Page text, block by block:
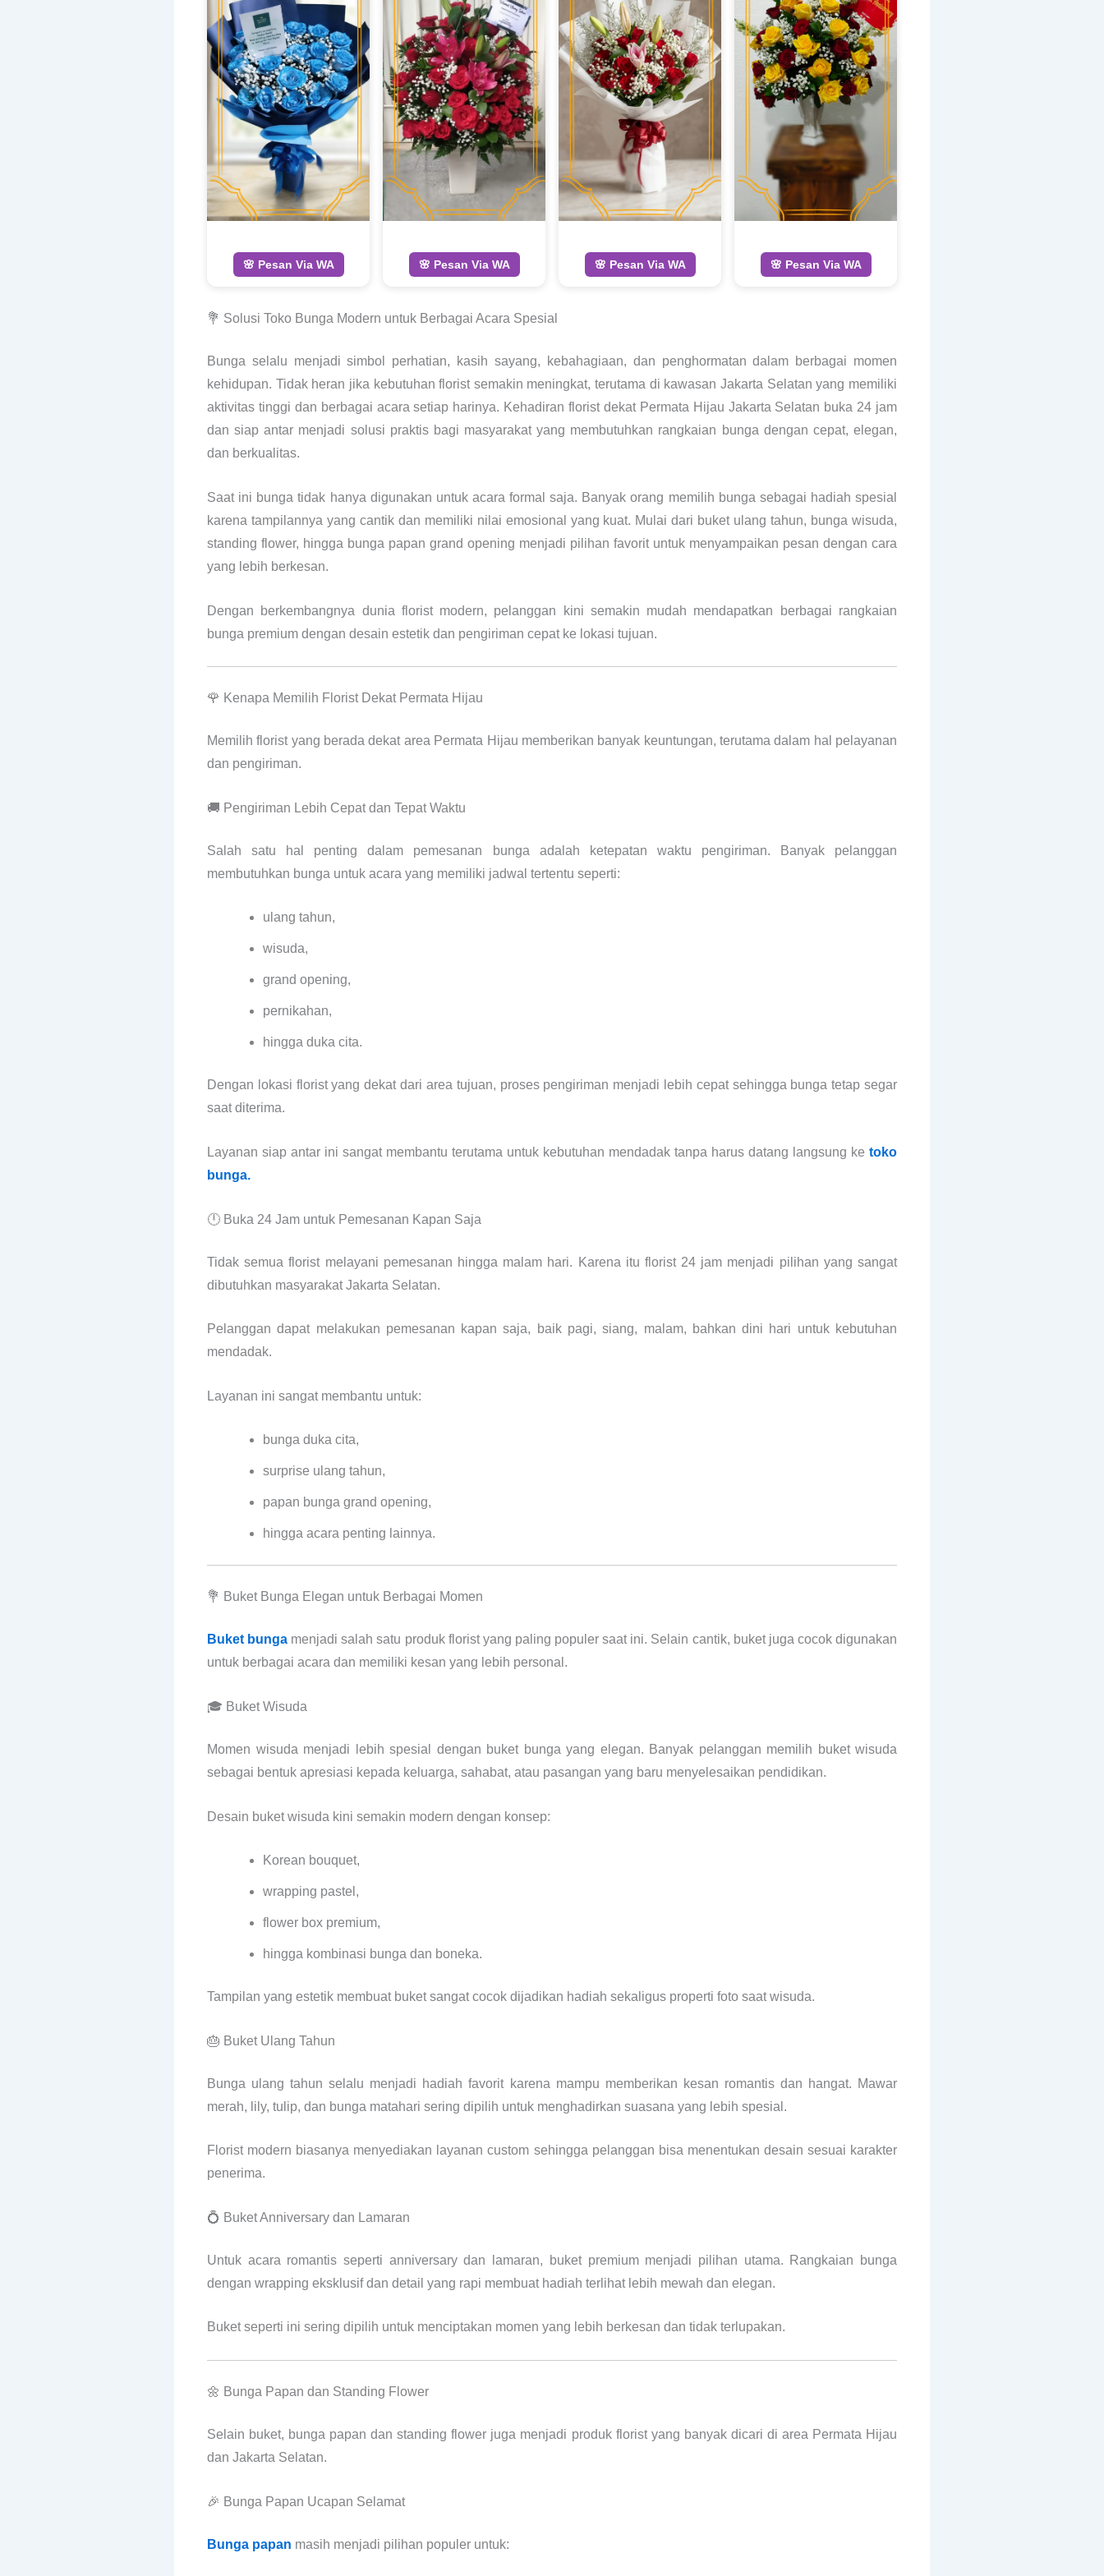
🌸 Pesan Via WA 🌸 Pesan Via WA 🌸 Pesan Via WA 🌸 Pesan Via WA
💐 Solusi Toko Bunga Modern untuk Berbagai Acara Spesial
Bunga selalu menjadi simbol perhatian, kasih sayang, kebahagiaan, dan penghormatan dalam berbagai momen
kehidupan. Tidak heran jika kebutuhan florist semakin meningkat, terutama di kawasan Jakarta Selatan yang memiliki
aktivitas tinggi dan berbagai acara setiap harinya. Kehadiran florist dekat Permata Hijau Jakarta Selatan buka 24 jam
dan siap antar menjadi solusi praktis bagi masyarakat yang membutuhkan rangkaian bunga dengan cepat, elegan,
dan berkualitas.
Saat ini bunga tidak hanya digunakan untuk acara formal saja. Banyak orang memilih bunga sebagai hadiah spesial
karena tampilannya yang cantik dan memiliki nilai emosional yang kuat. Mulai dari buket ulang tahun, bunga wisuda,
standing flower, hingga bunga papan grand opening menjadi pilihan favorit untuk menyampaikan pesan dengan cara
yang lebih berkesan.
Dengan berkembangnya dunia florist modern, pelanggan kini semakin mudah mendapatkan berbagai rangkaian
bunga premium dengan desain estetik dan pengiriman cepat ke lokasi tujuan.
🌹 Kenapa Memilih Florist Dekat Permata Hijau
Memilih florist yang berada dekat area Permata Hijau memberikan banyak keuntungan, terutama dalam hal pelayanan
dan pengiriman.
🚚 Pengiriman Lebih Cepat dan Tepat Waktu
Salah satu hal penting dalam pemesanan bunga adalah ketepatan waktu pengiriman. Banyak pelanggan
membutuhkan bunga untuk acara yang memiliki jadwal tertentu seperti:
ulang tahun,
wisuda,
grand opening,
pernikahan,
hingga duka cita.
Dengan lokasi florist yang dekat dari area tujuan, proses pengiriman menjadi lebih cepat sehingga bunga tetap segar
saat diterima.
Layanan siap antar ini sangat membantu terutama untuk kebutuhan mendadak tanpa harus datang langsung ke toko
bunga.
🕛 Buka 24 Jam untuk Pemesanan Kapan Saja
Tidak semua florist melayani pemesanan hingga malam hari. Karena itu florist 24 jam menjadi pilihan yang sangat
dibutuhkan masyarakat Jakarta Selatan.
Pelanggan dapat melakukan pemesanan kapan saja, baik pagi, siang, malam, bahkan dini hari untuk kebutuhan
mendadak.
Layanan ini sangat membantu untuk:
bunga duka cita,
surprise ulang tahun,
papan bunga grand opening,
hingga acara penting lainnya.
💐 Buket Bunga Elegan untuk Berbagai Momen
Buket bunga menjadi salah satu produk florist yang paling populer saat ini. Selain cantik, buket juga cocok digunakan
untuk berbagai acara dan memiliki kesan yang lebih personal.
🎓 Buket Wisuda
Momen wisuda menjadi lebih spesial dengan buket bunga yang elegan. Banyak pelanggan memilih buket wisuda
sebagai bentuk apresiasi kepada keluarga, sahabat, atau pasangan yang baru menyelesaikan pendidikan.
Desain buket wisuda kini semakin modern dengan konsep:
Korean bouquet,
wrapping pastel,
flower box premium,
hingga kombinasi bunga dan boneka.
Tampilan yang estetik membuat buket sangat cocok dijadikan hadiah sekaligus properti foto saat wisuda.
🎂 Buket Ulang Tahun
Bunga ulang tahun selalu menjadi hadiah favorit karena mampu memberikan kesan romantis dan hangat. Mawar
merah, lily, tulip, dan bunga matahari sering dipilih untuk menghadirkan suasana yang lebih spesial.
Florist modern biasanya menyediakan layanan custom sehingga pelanggan bisa menentukan desain sesuai karakter
penerima.
💍 Buket Anniversary dan Lamaran
Untuk acara romantis seperti anniversary dan lamaran, buket premium menjadi pilihan utama. Rangkaian bunga
dengan wrapping eksklusif dan detail yang rapi membuat hadiah terlihat lebih mewah dan elegan.
Buket seperti ini sering dipilih untuk menciptakan momen yang lebih berkesan dan tidak terlupakan.
🌼 Bunga Papan dan Standing Flower
Selain buket, bunga papan dan standing flower juga menjadi produk florist yang banyak dicari di area Permata Hijau
dan Jakarta Selatan.
🎉 Bunga Papan Ucapan Selamat
Bunga papan masih menjadi pilihan populer untuk: